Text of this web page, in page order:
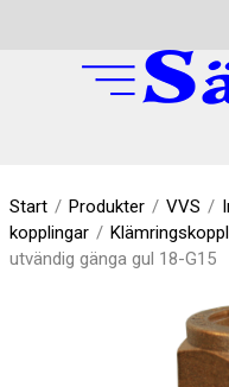
Start / Produkter / VVS /
kopplingar /
utvändig gänga gul 18-G15